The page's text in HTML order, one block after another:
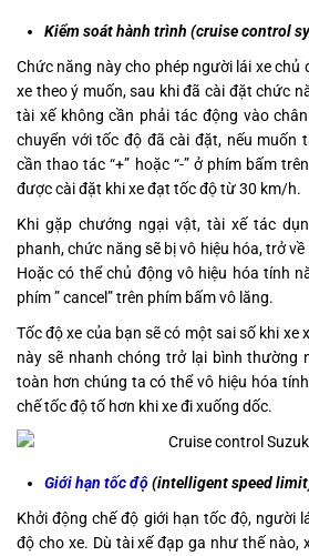
Kiểm soát hành trình (cruise control
Chức năng này cho phép người lái xe chủ
xe theo ý muốn, sau khi đã cài đặt chức
tài xế không cần phải tác động vào
chuyển với tốc độ đã cài đặt, nếu muốn
cần thao tác “+” hoặc “-” ở phím bấm
được cài đặt khi xe đạt tốc độ từ 30 km/h.
Khi gặp chướng ngại vật, tài xế tác
phanh, chức năng sẽ bị vô hiệu hóa, trở
Hoặc có thể chủ động vô hiệu hóa tính
phím ” cancel” trên phím bấm vô lăng.
Tốc độ xe của bạn sẽ có một sai số khi xe
này sẽ nhanh chóng trở lại bình thường
toàn hơn chúng ta có thể vô hiệu hóa
chế tốc độ tố hơn khi xe đi xuống dốc.
Giới hạn tốc độ(intelligent speed
Khởi động chế độ giới hạn tốc độ, người
độ cho xe. Dù tài xế đạp ga như thế nào,